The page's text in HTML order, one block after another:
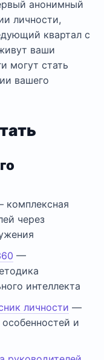
анонимный
личности,
квартал с
ваши
могут стать
вашего
комплексная
через
—
интеллекта
личности —
и